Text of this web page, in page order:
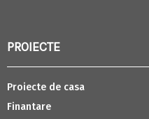
PROIECTE
Proiecte de casa
Finantare